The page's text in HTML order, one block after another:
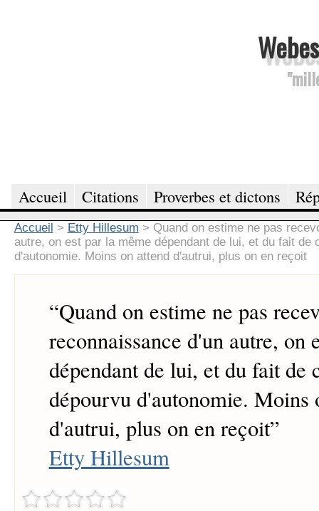
Accueil Citations Proverbes et dictons
Accueil > Etty Hillesum > Quand on estime ne pas
autre, on est par la même dépendant de lui, et du fait de
d'autonomie. Moins on attend d'autrui, plus on en reçoit
“Quand on estime ne pas
reconnaissance d'un autre, on
dépendant de lui, et du fait de
dépourvu d'autonomie. Moins
d'autrui, plus on en reçoit”
Etty Hillesum